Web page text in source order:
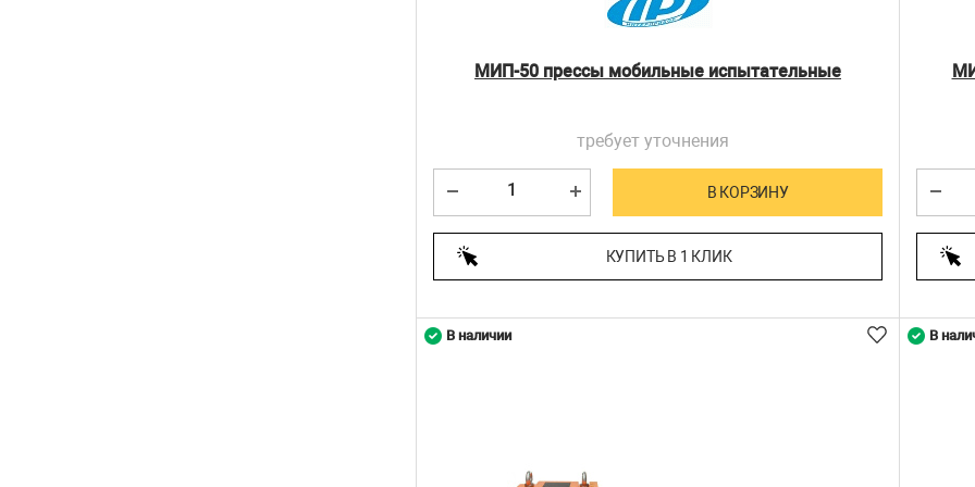
МИП-50 прессы мобильные испытательные
требует уточнения
В КОРЗИНУ
КУПИТЬ В 1 КЛИК
В наличии В